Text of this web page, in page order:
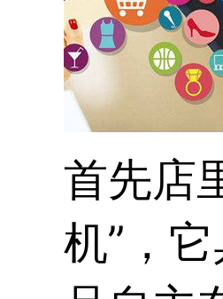
首先店
机”，